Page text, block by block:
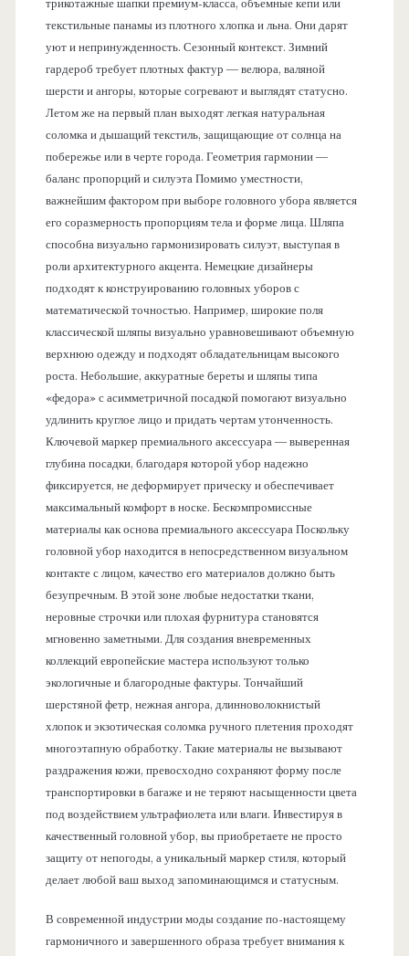
трикотажные шапки премиум-класса, объемные кепи или
текстильные панамы из плотного хлопка и льна. Они дарят
уют и непринужденность. Сезонный контекст. Зимний
гардероб требует плотных фактур — велюра, валяной
шерсти и ангоры, которые согревают и выглядят статусно.
Летом же на первый план выходят легкая натуральная
соломка и дышащий текстиль, защищающие от солнца на
побережье или в черте города. Геометрия гармонии —
баланс пропорций и силуэта Помимо уместности,
важнейшим фактором при выборе головного убора является
его соразмерность пропорциям тела и форме лица. Шляпа
способна визуально гармонизировать силуэт, выступая в
роли архитектурного акцента. Немецкие дизайнеры
подходят к конструированию головных уборов с
математической точностью. Например, широкие поля
классической шляпы визуально уравновешивают объемную
верхнюю одежду и подходят обладательницам высокого
роста. Небольшие, аккуратные береты и шляпы типа
«федора» с асимметричной посадкой помогают визуально
удлинить круглое лицо и придать чертам утонченность.
Ключевой маркер премиального аксессуара — выверенная
глубина посадки, благодаря которой убор надежно
фиксируется, не деформирует прическу и обеспечивает
максимальный комфорт в носке. Бескомпромиссные
материалы как основа премиального аксессуара Поскольку
головной убор находится в непосредственном визуальном
контакте с лицом, качество его материалов должно быть
безупречным. В этой зоне любые недостатки ткани,
неровные строчки или плохая фурнитура становятся
мгновенно заметными. Для создания вневременных
коллекций европейские мастера используют только
экологичные и благородные фактуры. Тончайший
шерстяной фетр, нежная ангора, длинноволокнистый
хлопок и экзотическая соломка ручного плетения проходят
многоэтапную обработку. Такие материалы не вызывают
раздражения кожи, превосходно сохраняют форму после
транспортировки в багаже и не теряют насыщенности цвета
под воздействием ультрафиолета или влаги. Инвестируя в
качественный головной убор, вы приобретаете не просто
защиту от непогоды, а уникальный маркер стиля, который
делает любой ваш выход запоминающимся и статусным.
В современной индустрии моды создание по-настоящему
гармоничного и завершенного образа требует внимания к